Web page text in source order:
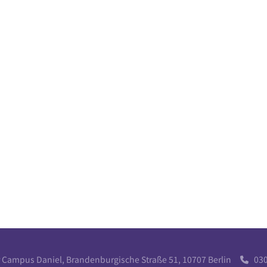
Daniel, Brandenburgische Straße 51, 10707 Berlin 